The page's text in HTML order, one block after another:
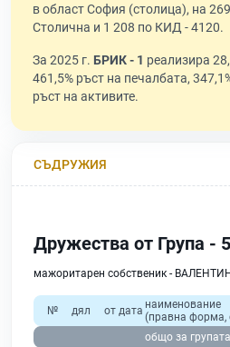
в област София (столица), на
Столична и 1 208 по КИД - 4120.
За 2025 г. БРИК - 1 реализира
461,5% ръст на печалбата,
ръст на активите.
СЪДРУЖИЯ
Дружества от Група - 5
мажоритарен собственик -
№ дял от дата наименование
(правна форма,
общо за